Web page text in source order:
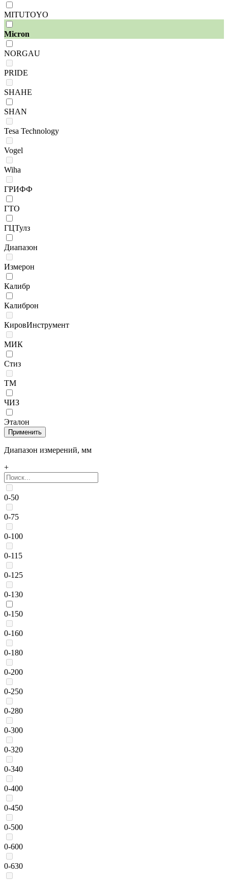
MITUTOYO
Micron
NORGAU
PRIDE
SHAHE
SHAN
Tesa Technology
Vogel
Wiha
ГРИФФ
ГТО
ГЦТулз
Диапазон
Измерон
Калибр
Калиброн
КировИнструмент
МИК
Стиз
ТМ
ЧИЗ
Эталон
Диапазон измерений, мм
+
0-50
0-75
0-100
0-115
0-125
0-130
0-150
0-160
0-180
0-200
0-250
0-280
0-300
0-320
0-340
0-400
0-450
0-500
0-600
0-630